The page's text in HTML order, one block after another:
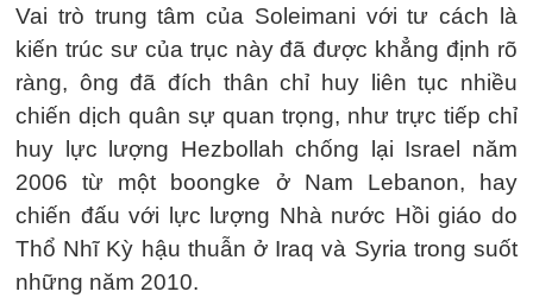
Vai trò trung tâm của Soleimani với tư cách là
kiến ​​trúc sư của trục này đã được khẳng định rõ
ràng, ông đã đích thân chỉ huy liên tục nhiều
chiến dịch quân sự quan trọng, như trực tiếp chỉ
huy lực lượng Hezbollah chống lại Israel năm
2006 từ một boongke ở Nam Lebanon, hay
chiến đấu với lực lượng Nhà nước Hồi giáo do
Thổ Nhĩ Kỳ hậu thuẫn ở Iraq và Syria trong suốt
những năm 2010.